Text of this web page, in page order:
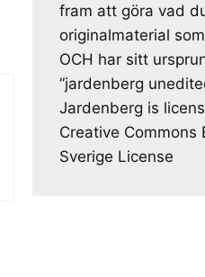
fram att göra vad
originalmaterial
OCH har sitt
”jardenberg
Jardenberg is
Creative Commons
Sverige License